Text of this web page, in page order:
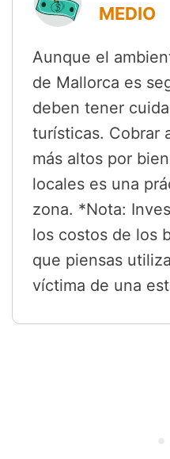
MEDIO
Aunque el
de Mallorca es
deben tener
turísticas. Cobrar
más altos por
locales es una
zona. *Nota:
los costos de los
que piensas
víctima de una